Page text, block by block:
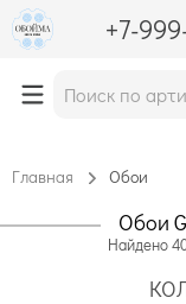
+7-
Главная Обои
Обои
Найдено